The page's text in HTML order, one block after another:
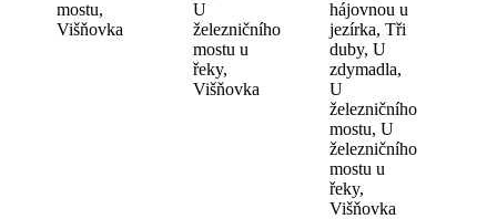
mostu,
Višňovka
U
železničního
mostu u
řeky,
Višňovka
hájovnou u
jezírka, Tři
duby, U
zdymadla,
U
železničního
mostu, U
železničního
mostu u
řeky,
Višňovka